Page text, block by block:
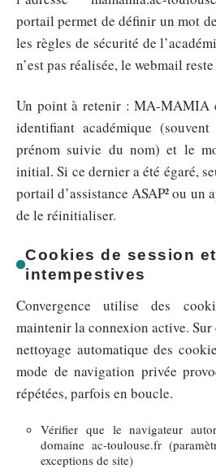
portail permet de définir un mot
les règles de sécurité de
n’est pas réalisée, le webmail
Un point à retenir : MA-MAMIA
identifiant académique
prénom suivie du nom) et le
initial. Si ce dernier a été égaré,
portail d’assistance ASAP² ou un
de le réinitialiser.
Cookies de session
intempestives
Convergence utilise des
maintenir la connexion active.
nettoyage automatique des
mode de navigation privée
répétées, parfois en boucle.
Vérifier que le navigateur
domaine ac-toulouse.fr
exceptions de site)